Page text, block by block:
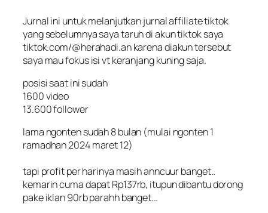
Jurnal ini untuk melanjutkan jurnal affiliate tiktok
yang sebelumnya saya taruh di akun tiktok saya
tiktok.com/@herahadi.an karena diakun tersebut
saya mau fokus isi vt keranjang kuning saja.
posisi saat ini sudah
1600 video
13.600 follower
lama ngonten sudah 8 bulan (mulai ngonten 1
ramadhan 2024 maret 12)
tapi profit per harinya masih anncuur banget..
kemarin cuma dapat Rp137rb, itupun dibantu dorong
pake iklan 90rb parahh banget…